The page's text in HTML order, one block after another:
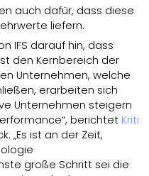
auch dafür, dass diese
liefern.
IFS darauf hin, dass
den Kernbereich der
Unternehmen, welche
erarbeiten sich
Unternehmen steigern
berichtet Kriti
„Es ist an der Zeit,
große Schritt sei die